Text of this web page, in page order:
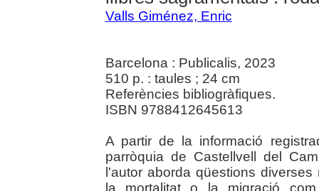
Valls Giménez, Enric
Barcelona : Publicalis, 2023
510 p. : taules ; 24 cm
Referències bibliogràfiques.
ISBN 9788412645613
A partir de la informació
parròquia de Castellvell del
l'autor aborda qüestions
la mortalitat o la migració